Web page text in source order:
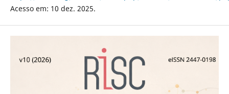
Acesso em: 10 dez. 2025.